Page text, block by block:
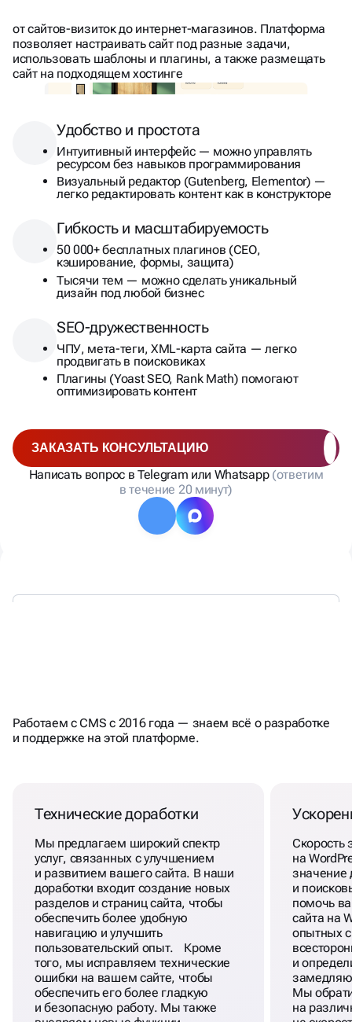
от сайтов-визиток до интернет-магазинов. Платформа
позволяет настраивать сайт под разные задачи,
использовать шаблоны и плагины, а также размещать
сайт на подходящем хостинге
Удобство и простота
Интуитивный интерфейс — можно управлять
ресурсом без навыков программирования
Визуальный редактор (Gutenberg, Elementor) —
легко редактировать контент как в конструкторе
Гибкость и масштабируемость
50 000+ бесплатных плагинов (СЕО,
кэширование, формы, защита)
Тысячи тем — можно сделать уникальный
дизайн под любой бизнес
SEO-дружественность
ЧПУ, мета-теги, XML-карта сайта — легко
продвигать в поисковиках
Плагины (Yoast SEO, Rank Math) помогают
оптимизировать контент
ЗАКАЗАТЬ КОНСУЛЬТАЦИЮ
Написать вопрос в Telegram или Whatsapp (ответим
в течение 20 минут)
ПРИ РАЗРАБОТКЕ САЙТА
НАВОРДПРЕСС
Работаем с CMS с 2016 года — знаем всё о разработке
и поддержке на этой платформе.
Технические доработки
Мы предлагаем широкий спектр
услуг, связанных с улучшением
и развитием вашего сайта. В наши
доработки входит создание новых
разделов и страниц сайта, чтобы
обеспечить более удобную
навигацию и улучшить
пользовательский опыт. Кроме
того, мы исправляем технические
ошибки на вашем сайте, чтобы
обеспечить его более гладкую
и безопасную работу. Мы также
Скорость
на
значение
и
помочь
сайта на
опытных
и
Мы
на